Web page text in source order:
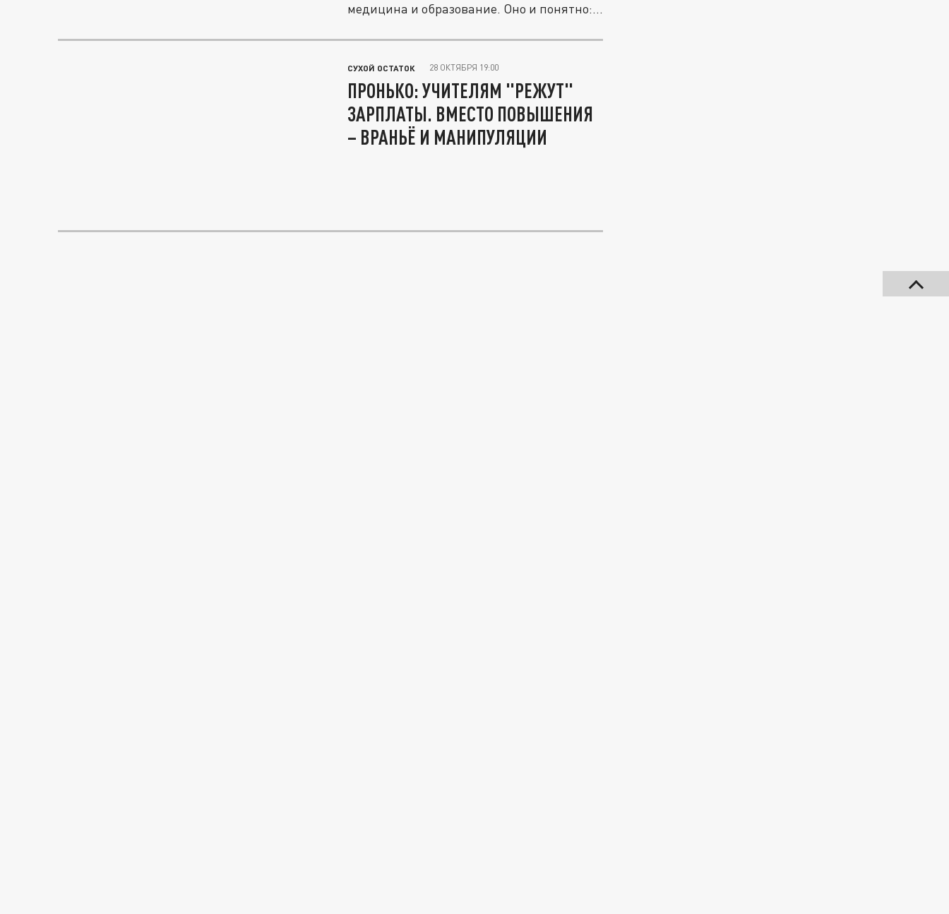
медицина и образование. Оно и понятно:...
СУХОЙ ОСТАТОК 28 ОКТЯБРЯ 19:00
ПРОНЬКО: УЧИТЕЛЯМ "РЕЖУТ"
ЗАРПЛАТЫ. ВМЕСТО ПОВЫШЕНИЯ
– ВРАНЬЁ И МАНИПУЛЯЦИИ